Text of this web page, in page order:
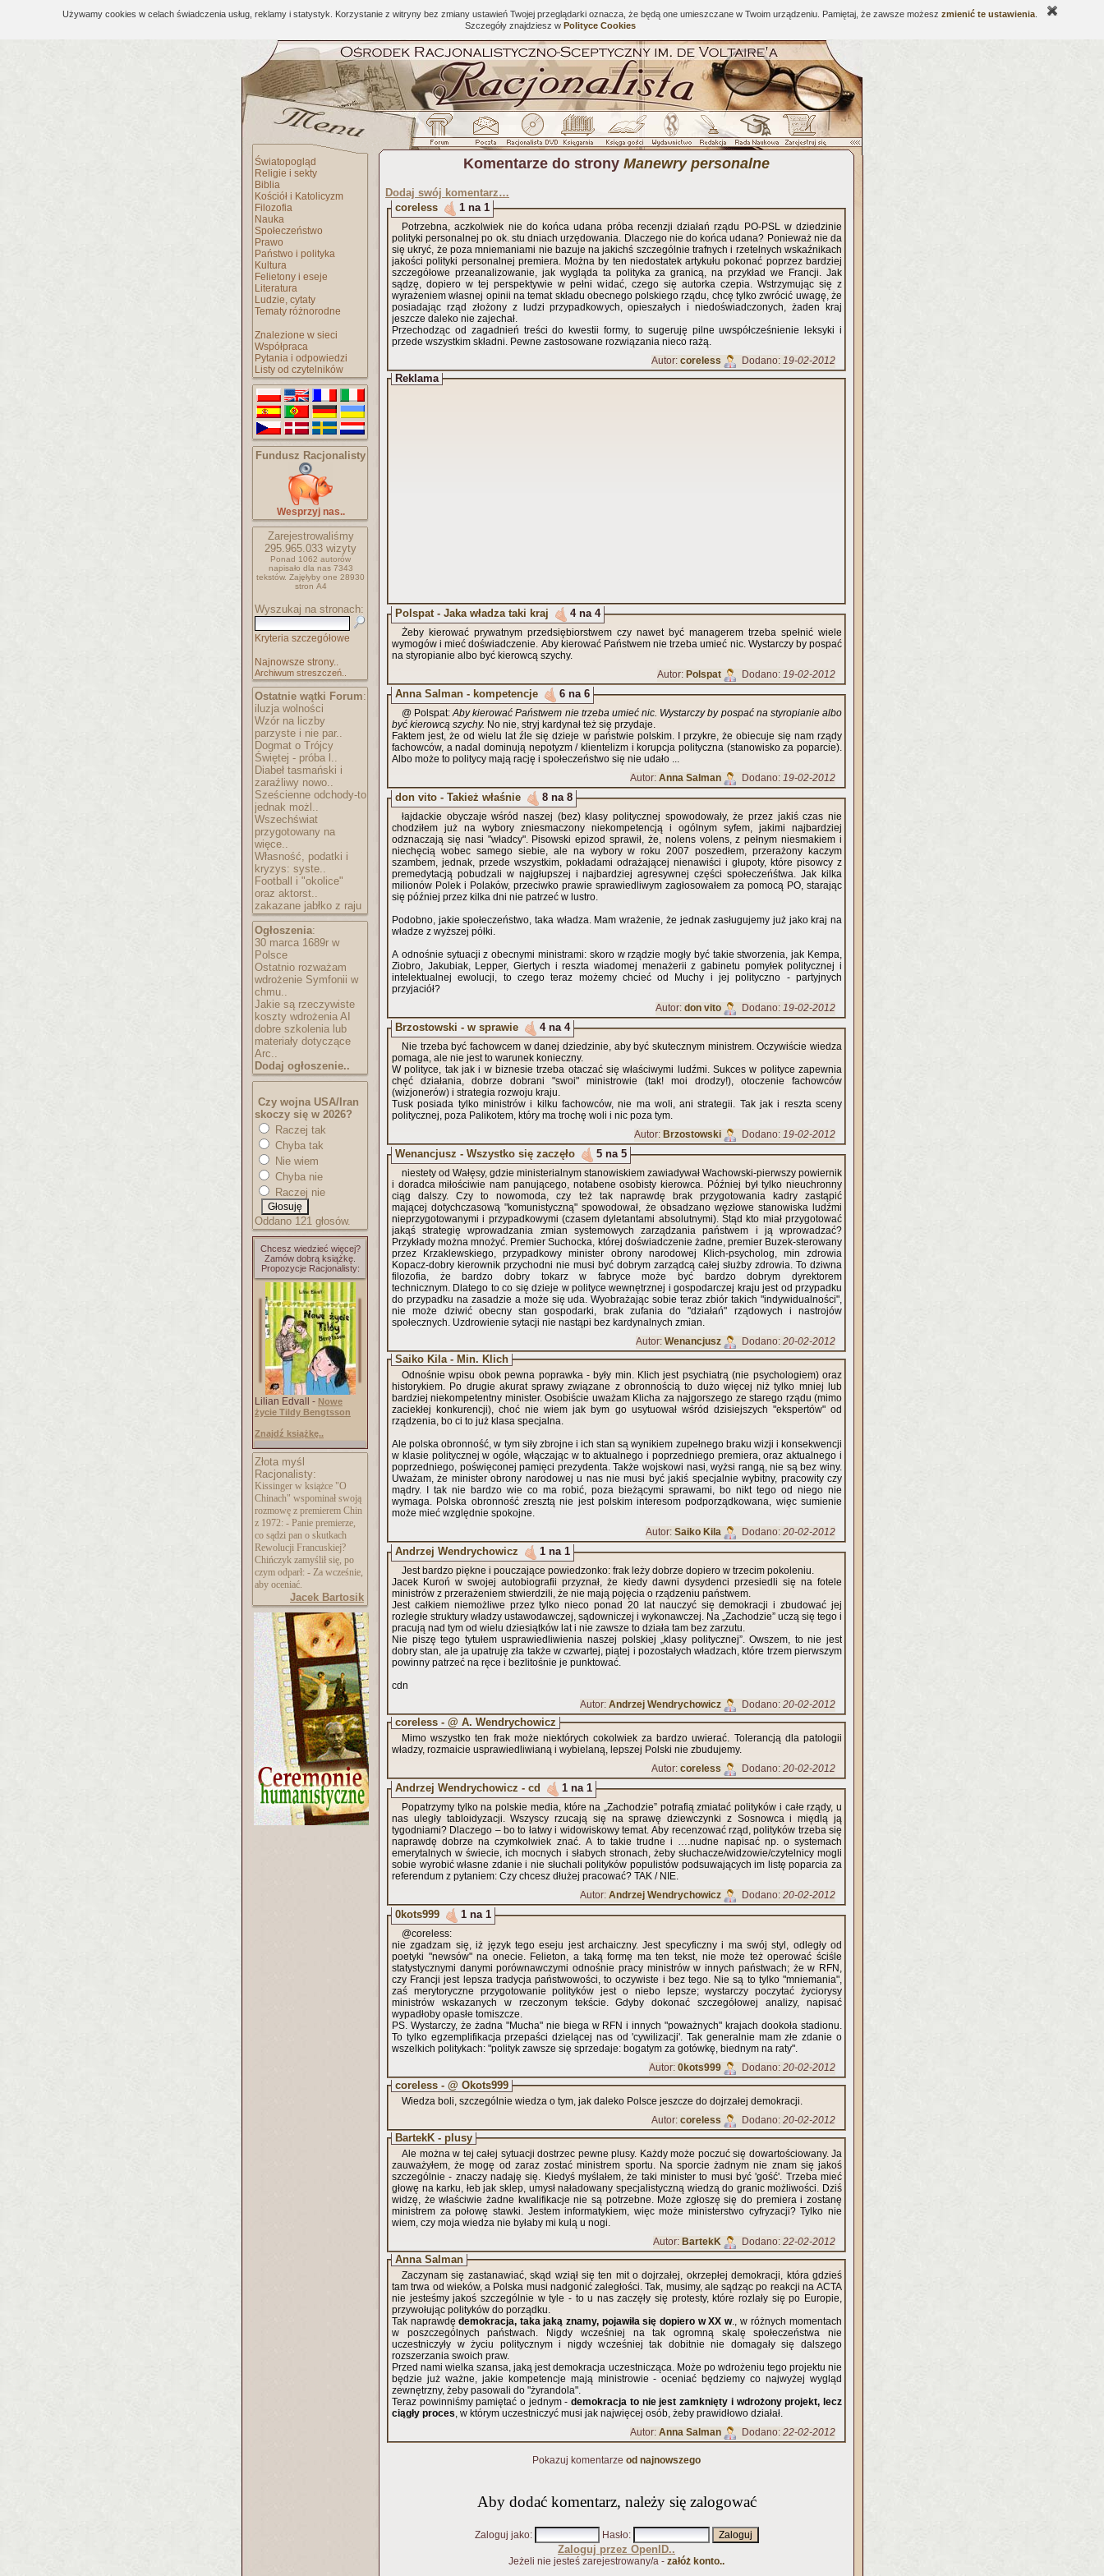
Używamy cookies w celach świadczenia usług, reklamy i statystyk. Korzystanie z witryny bez zmiany ustawień Twojej przeglądarki oznacza, że będą one umieszczane w Twoim urządzeniu. Pamiętaj, że zawsze możesz zmienić te ustawienia
Szczegóły znajdziesz w Polityce Cookies
Światopogląd
Religie i sekty
Biblia
Kościół i Katolicyzm
Filozofia
Nauka
Społeczeństwo
Prawo
Państwo i polityka
Kultura
Felietony i eseje
Literatura
Ludzie, cytaty
Tematy różnorodne
Znalezione w sieci
Współpraca
Pytania i odpowiedzi
Listy od czytelników
Fundusz Racjonalisty
Wesprzyj nas..
Zarejestrowaliśmy
295.965.033 wizyty
Ponad 1062 autorów
napisało dla nas 7343
tekstów. Zajęłyby one 28930
stron A4
Wyszukaj na stronach:
Kryteria szczegółowe
Najnowsze strony..
Archiwum streszczeń..
Ostatnie wątki Forum:
iluzja wolności
Wzór na liczby
parzyste i nie par..
Dogmat o Trójcy
Świętej - próba l..
Diabeł tasmański i
zaraźliwy nowo..
Sześcienne odchody-to
jednak możl..
Wszechświat
przygotowany na
więce..
Własność, podatki i
kryzys: syste..
Football i "okolice"
oraz aktorst..
zakazane jabłko z raju
Ogłoszenia:
30 marca 1689r w
Polsce
Ostatnio rozważam
wdrożenie Symfonii w
chmu..
Jakie są rzeczywiste
koszty wdrożenia AI
dobre szkolenia lub
materiały dotyczące
Arc..
Dodaj ogłoszenie..
Czy wojna USA/Iran
skoczy się w 2026?
Raczej tak
Chyba tak
Nie wiem
Chyba nie
Raczej nie
Oddano 121 głosów.
Chcesz wiedzieć więcej?
Zamów dobrą książkę.
Propozycje Racjonalisty:
Lilian Edvall - Nowe
życie Tildy Bengtsson
Znajdź książkę..
Złota myśl
Racjonalisty:
Kissinger w książce "O
Chinach" wspominał swoją
rozmowę z premierem Chin
z 1972: - Panie premierze,
co sądzi pan o skutkach
Rewolucji Francuskiej?
Chińczyk zamyślił się, po
czym odparł: - Za wcześnie,
aby oceniać.
Jacek Bartosik
Komentarze do strony Manewry personalne
Dodaj swój komentarz…
coreless
1 na 1
Potrzebna, aczkolwiek nie do końca udana próba recenzji działań rządu PO-PSL w dziedzinie
polityki personalnej po ok. stu dniach urzędowania. Dlaczego nie do końca udana? Ponieważ nie da
się ukryć, że poza mniemaniami nie bazuje na jakichś szczególnie trafnych i rzetelnych wskaźnikach
jakości polityki personalnej premiera. Można by ten niedostatek artykułu pokonać poprzez bardziej
szczegółowe przeanalizowanie, jak wygląda ta polityka za granicą, na przykład we Francji. Jak
sądzę, dopiero w tej perspektywie w pełni widać, czego się autorka czepia. Wstrzymując się z
wyrażeniem własnej opinii na temat składu obecnego polskiego rządu, chcę tylko zwrócić uwagę, że
posiadając rząd złożony z ludzi przypadkowych, opieszałych i niedoświadczonych, żaden kraj
jeszcze daleko nie zajechał.
Przechodząc od zagadnień treści do kwestii formy, to sugeruję pilne uwspółcześnienie leksyki i
przede wszystkim składni. Pewne zastosowane rozwiązania nieco rażą.
Autor: coreless Dodano: 19-02-2012
Reklama
Polspat - Jaka władza taki kraj 4 na 4
Żeby kierować prywatnym przedsiębiorstwem czy nawet być managerem trzeba spełnić wiele
wymogów i mieć doświadczenie. Aby kierować Państwem nie trzeba umieć nic. Wystarczy by pospać
na styropianie albo być kierowcą szychy.
Autor: Polspat Dodano: 19-02-2012
Anna Salman - kompetencje 6 na 6
@ Polspat:Aby kierować Państwem nie trzeba umieć nic. Wystarczy by pospać na styropianie albo
być kierowcą szychy. No nie, stryj kardynał też się przydaje.
Faktem jest, że od wielu lat źle się dzieje w państwie polskim. I przykre, że obiecuje się nam rządy
fachowców, a nadal dominują nepotyzm / klientelizm i korupcja polityczna (stanowisko za poparcie).
Albo może to politycy mają rację i społeczeństwo się nie udało ...
Autor: Anna Salman Dodano: 19-02-2012
don vito - Takież właśnie 8 na 8
łajdackie obyczaje wśród naszej (bez) klasy politycznej spowodowały, że przez jakiś czas nie
chodziłem już na wybory zniesmaczony niekompetencją i ogólnym syfem, jakimi najbardziej
odznaczają się nasi "władcy". Pisowski epizod sprawił, że, nolens volens, z pełnym niesmakiem i
niechęcią wobec samego siebie, ale na wybory w roku 2007 poszedłem, przerażony kaczym
szambem, jednak, przede wszystkim, pokładami odrażającej nienawiści i głupoty, które pisowcy z
premedytacją pobudzali w najgłupszej i najbardziej agresywnej części społeczeńśtwa. Jak kilka
milionów Polek i Polaków, przeciwko prawie sprawiedliwym zagłosowałem za pomocą PO, starając
się później przez kilka dni nie patrzeć w lustro.
Podobno, jakie społeczeństwo, taka władza. Mam wrażenie, że jednak zasługujemy już jako kraj na
władze z wyższej półki.
A odnośnie sytuacji z obecnymi ministrami: skoro w rządzie mogły być takie stworzenia, jak Kempa,
Ziobro, Jakubiak, Lepper, Giertych i reszta wiadomej menażerii z gabinetu pomyłek politycznej i
intelektualnej ewolucji, to czego teraz możemy chcieć od Muchy i jej polityczno - partyjnych
przyjaciół?
Autor: don vito Dodano: 19-02-2012
Brzostowski - w sprawie 4 na 4
Nie trzeba być fachowcem w danej dziedzinie, aby być skutecznym ministrem. Oczywiście wiedza
pomaga, ale nie jest to warunek konieczny.
W polityce, tak jak i w biznesie trzeba otaczać się właściwymi ludźmi. Sukces w polityce zapewnia
chęć działania, dobrze dobrani "swoi" ministrowie (tak! moi drodzy!), otoczenie fachowców
(wizjonerów) i strategia rozwoju kraju.
Tusk posiada tylko ministrów i kilku fachowców, nie ma woli, ani strategii. Tak jak i reszta sceny
politycznej, poza Palikotem, który ma trochę woli i nic poza tym.
Autor: Brzostowski Dodano: 19-02-2012
Wenancjusz - Wszystko się zaczęło 5 na 5
niestety od Wałęsy, gdzie ministerialnym stanowiskiem zawiadywał Wachowski-pierwszy powiernik
i doradca miłościwie nam panującego, notabene osobisty kierowca. Później był tylko nieuchronny
ciąg dalszy. Czy to nowomoda, czy też tak naprawdę brak przygotowania kadry zastąpić
mającej dotychczasową "komunistyczną" spowodował, że obsadzano węzłowe stanowiska ludźmi
nieprzygotowanymi i przypadkowymi (czasem dyletantami absolutnymi). Stąd kto miał przygotować
jakąś strategię wprowadzania zmian systemowych zarządzania państwem i ją wprowadzać?
Przykłady można mnożyć. Premier Suchocka, której doświadczenie żadne, premier Buzek-sterowany
przez Krzaklewskiego, przypadkowy minister obrony narodowej Klich-psycholog, min zdrowia
Kopacz-dobry kierownik przychodni nie musi być dobrym zarządcą całej służby zdrowia. To dziwna
filozofia, że bardzo dobry tokarz w fabryce może być bardzo dobrym dyrektorem
technicznym. Dlatego to co się dzieje w polityce wewnętrznej i gospodarczej kraju jest od przypadku
do przypadku na zasadzie a może się uda. Wyobrażając sobie teraz zbiór takich "indywidualności",
nie może dziwić obecny stan gospodarki, brak zufania do "działań" rządowych i nastrojów
społecznych. Uzdrowienie sytacji nie nastąpi bez kardynalnych zmian.
Autor: Wenancjusz Dodano: 20-02-2012
Saiko Kila - Min. Klich
Odnośnie wpisu obok pewna poprawka - były min. Klich jest psychiatrą (nie psychologiem) oraz
historykiem. Po drugie akurat sprawy związane z obronnością to dużo więcej niż tylko mniej lub
bardziej niekompetentny minister. Osobiście uważam Klicha za najgorszego ze starego rządu (mimo
zaciekłej konkurencji), choć nie wiem jak bym go usytuował wśród dzisiejszych "ekspertów" od
rządzenia, bo ci to już klasa specjalna.
Ale polska obronność, w tym siły zbrojne i ich stan są wynikiem zupełnego braku wizji i konsekwencji
w klasie politycznej w ogóle, włączając w to aktualnego i poprzedniego premiera, oraz aktualnego i
poprzedniego, poświęconej pamięci prezydenta. Także wojskowi nasi, wyżsi rangą, nie są bez winy.
Uważam, że minister obrony narodowej u nas nie musi być jakiś specjalnie wybitny, pracowity czy
mądry. I tak nie bardzo wie co ma robić, poza bieżącymi sprawami, bo nikt tego od niego nie
wymaga. Polska obronność zresztą nie jest polskim interesom podporządkowana, więc sumienie
może mieć względnie spokojne.
Autor: Saiko Kila Dodano: 20-02-2012
Andrzej Wendrychowicz 1 na 1
Jest bardzo piękne i pouczające powiedzonko: frak leży dobrze dopiero w trzecim pokoleniu.
Jacek Kuroń w swojej autobiografii przyznał, że kiedy dawni dysydenci przesiedli się na fotele
ministrów z przerażeniem stwierdzili, że nie mają pojęcia o rządzeniu państwem.
Jest całkiem niemożliwe przez tylko nieco ponad 20 lat nauczyć się demokracji i zbudować jej
rozległe struktury władzy ustawodawczej, sądowniczej i wykonawczej. Na „Zachodzie” uczą się tego i
pracują nad tym od wielu dziesiątków lat i nie zawsze to działa tam bez zarzutu.
Nie piszę tego tytułem usprawiedliwienia naszej polskiej „klasy politycznej”. Owszem, to nie jest
dobry stan, ale ja upatruję zła także w czwartej, piątej i pozostałych władzach, które trzem pierwszym
powinny patrzeć na ręce i bezlitośnie je punktować.
cdn
Autor: Andrzej Wendrychowicz Dodano: 20-02-2012
coreless - @ A. Wendrychowicz
Mimo wszystko ten frak może niektórych cokolwiek za bardzo uwierać. Tolerancją dla patologii
władzy, rozmaicie usprawiedliwianą i wybielaną, lepszej Polski nie zbudujemy.
Autor: coreless Dodano: 20-02-2012
Andrzej Wendrychowicz - cd 1 na 1
Popatrzymy tylko na polskie media, które na „Zachodzie” potrafią zmiatać polityków i całe rządy, u
nas uległy tabloidyzacji. Wszyscy rzucają się na sprawę dziewczynki z Sosnowca i międlą ją
tygodniami? Dlaczego – bo to łatwy i widowiskowy temat. Aby recenzować rząd, polityków trzeba się
naprawdę dobrze na czymkolwiek znać. A to takie trudne i ….nudne napisać np. o systemach
emerytalnych w świecie, ich mocnych i słabych stronach, żeby słuchacze/widzowie/czytelnicy mogli
sobie wyrobić własne zdanie i nie słuchali polityków populistów podsuwających im listę poparcia za
referendum z pytaniem: Czy chcesz dłużej pracować? TAK / NIE.
Autor: Andrzej Wendrychowicz Dodano: 20-02-2012
0kots999 1 na 1
@coreless:
nie zgadzam się, iż język tego eseju jest archaiczny. Jest specyficzny i ma swój styl, odległy od
poetyki "newsów" na onecie. Felieton, a taką formę ma ten tekst, nie może też operować ściśle
statystycznymi danymi porównawczymi odnośnie pracy ministrów w innych państwach; że w RFN,
czy Francji jest lepsza tradycja państwowości, to oczywiste i bez tego. Nie są to tylko "mniemania",
zaś merytoryczne przygotowanie polityków jest o niebo lepsze; wystarczy poczytać życiorysy
ministrów wskazanych w rzeczonym tekście. Gdyby dokonać szczegółowej analizy, napisać
wypadłoby opasłe tomiszcze.
PS. Wystarczy, że żadna "Mucha" nie biega w RFN i innych "poważnych" krajach dookoła stadionu.
To tylko egzemplifikacja przepaści dzielącej nas od 'cywilizacji'. Tak generalnie mam złe zdanie o
wszelkich politykach: "polityk zawsze się sprzedaje: bogatym za gotówkę, biednym na raty".
Autor: 0kots999 Dodano: 20-02-2012
coreless - @ Okots999
Wiedza boli, szczególnie wiedza o tym, jak daleko Polsce jeszcze do dojrzałej demokracji.
Autor: coreless Dodano: 20-02-2012
BartekK - plusy
Ale można w tej całej sytuacji dostrzec pewne plusy. Każdy może poczuć się dowartościowany. Ja
zauważyłem, że mogę od zaraz zostać ministrem sportu. Na sporcie żadnym nie znam się jakoś
szczególnie - znaczy nadaję się. Kiedyś myślałem, że taki minister to musi być 'gość'. Trzeba mieć
głowę na karku, łeb jak sklep, umysł naładowany specjalistyczną wiedzą do granic możliwości. Dziś
widzę, że właściwie żadne kwalifikacje nie są potrzebne. Może zgłoszę się do premiera i zostanę
ministrem za połowę stawki. Jestem informatykiem, więc może ministerstwo cyfryzacji? Tylko nie
wiem, czy moja wiedza nie byłaby mi kulą u nogi.
Autor: BartekK Dodano: 22-02-2012
Anna Salman
Zaczynam się zastanawiać, skąd wziął się ten mit o dojrzałej, okrzepłej demokracji, która gdzieś
tam trwa od wieków, a Polska musi nadgonić zaległości. Tak, musimy, ale sądząc po reakcji na ACTA
nie jesteśmy jakoś szczególnie w tyle - to u nas zaczęły się protesty, które rozlały się po Europie,
przywołując polityków do porządku.
Tak naprawdę demokracja, taka jaką znamy, pojawiła się dopiero w XX w., w różnych momentach
w poszczególnych państwach. Nigdy wcześniej na tak ogromną skalę społeczeństwa nie
uczestniczyły w życiu politycznym i nigdy wcześniej tak dobitnie nie domagały się dalszego
rozszerzania swoich praw.
Przed nami wielka szansa, jaką jest demokracja uczestnicząca. Może po wdrożeniu tego projektu nie
będzie już ważne, jakie kompetencje mają ministrowie - oceniać będziemy co najwyżej wygląd
zewnętrzny, żeby pasowali do "żyrandola".
Teraz powinniśmy pamiętać o jednym - demokracja to nie jest zamknięty i wdrożony projekt, lecz
ciągły proces, w którym uczestniczyć musi jak najwięcej osób, żeby prawidłowo działał.
Autor: Anna Salman Dodano: 22-02-2012
Pokazuj komentarze od najnowszego
Aby dodać komentarz, należy się zalogować
Zaloguj jako: Hasło:
Zaloguj przez OpenID..
Jeżeli nie jesteś zarejestrowany/a - załóż konto..